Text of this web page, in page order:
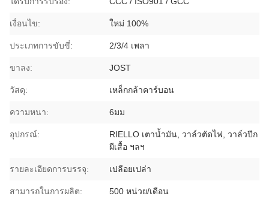
เงื่อนไข: ใหม่ 100%
ประเภทการขับขี่: 2/3/4 เพลา
ขาลง: JOST
วัสดุ: เหล็กกล้าคาร์บอน
ความหนา: 6มม
อุปกรณ์:
RIELLO เตาน้ำมัน, วาล์วตัดไฟ, วาล์วปีก
ผีเสื้อ ฯลฯ
รายละเอียดการบรรจุ: เปลือยเปล่า
สามารถในการผลิต: 500 หน่วย/เดือน